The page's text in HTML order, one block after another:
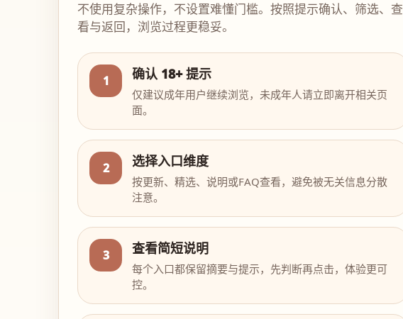
不使用复杂操作，不设置难懂门槛。按照提示确认、筛选、查
看与返回，浏览过程更稳妥。
1 确认 18+ 提示
仅建议成年用户继续浏览，未成年人请立即离开相关页
面。
2 选择入口维度
按更新、精选、说明或FAQ查看，避免被无关信息分散
注意。
3 查看简短说明
每个入口都保留摘要与提示，先判断再点击，体验更可
控。